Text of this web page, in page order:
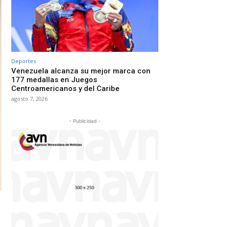
Deportes
Venezuela alcanza su mejor marca con
177 medallas en Juegos
Centroamericanos y del Caribe
agosto 7, 2026
- Publicidad -